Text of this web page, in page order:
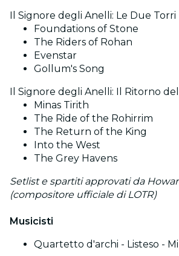
Il Signore degli Anelli: Le Due Torri
Foundations of Stone
The Riders of Rohan
Evenstar
Gollum's Song
Il Signore degli Anelli: Il Ritorno
Minas Tirith
The Ride of the Rohirrim
The Return of the King
Into the West
The Grey Havens
Setlist e spartiti approvati da
(compositore ufficiale di LOTR)
Musicisti
Quartetto d'archi - Listeso -